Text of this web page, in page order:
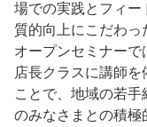
場での実践とフィー
質的向上にこだわっ
オープンセミナー
店長クラスに講師
ことで、地域の若
のみなさまとの積極